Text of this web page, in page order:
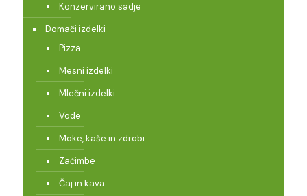
Konzervirano sadje
Domači izdelki
Pizza
Mesni izdelki
Mlečni izdelki
Vode
Moke, kaše in zdrobi
Začimbe
Čaj in kava